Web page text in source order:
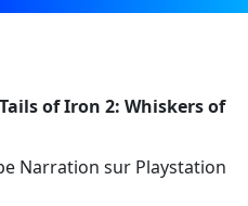
Tails of Iron 2: Whiskers of
Narration sur Playstation